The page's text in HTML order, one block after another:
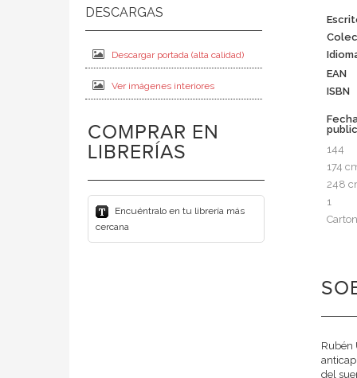
Descargar portada (alta calidad)
Ver imágenes interiores
COMPRAR EN
LIBRERÍAS
Encuéntralo en tu librería más
cercana
EAN
ISBN
144
174
248
1
Rubén
del